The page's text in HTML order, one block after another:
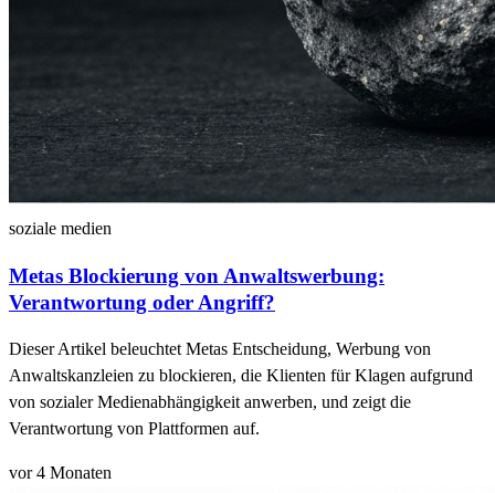
soziale medien
Metas Blockierung von Anwaltswerbung:
Verantwortung oder Angriff?
Dieser Artikel beleuchtet Metas Entscheidung, Werbung von
Anwaltskanzleien zu blockieren, die Klienten für Klagen aufgrund
von sozialer Medienabhängigkeit anwerben, und zeigt die
Verantwortung von Plattformen auf.
vor 4 Monaten